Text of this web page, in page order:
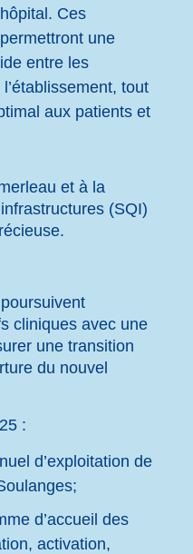
Ces
une
entre les
tout
aux patients et
et à la
(SQI)
cliniques avec une
une transition
du nouvel
:
d’exploitation de
d’accueil des
activation,